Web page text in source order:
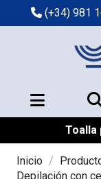
(+34) 981
Toalla
Inicio
Depilación con